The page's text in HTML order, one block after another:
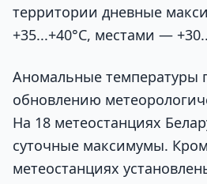
территории дневные
+35...+40°С, местами —
Аномальные температуры
обновлению
На 18 метеостанциях
суточные максимумы.
метеостанциях